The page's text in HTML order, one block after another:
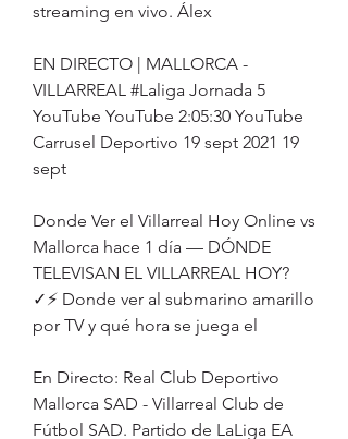
streaming en vivo. Álex
EN DIRECTO | MALLORCA -
VILLARREAL #Laliga Jornada 5
YouTube YouTube 2:05:30 YouTube
Carrusel Deportivo 19 sept 2021 19
sept
Donde Ver el Villarreal Hoy Online vs
Mallorca hace 1 día — DÓNDE
TELEVISAN EL VILLARREAL HOY?
✓⚡ Donde ver al submarino amarillo
por TV y qué hora se juega el
En Directo: Real Club Deportivo
Mallorca SAD - Villarreal Club de
Fútbol SAD. Partido de LaLiga EA